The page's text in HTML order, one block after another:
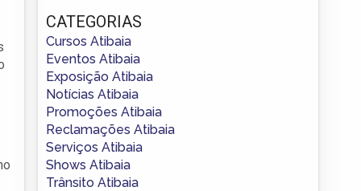
CATEGORIAS
Cursos Atibaia
Eventos Atibaia
Exposição Atibaia
Notícias Atibaia
Promoções Atibaia
Reclamações Atibaia
Serviços Atibaia
Shows Atibaia
Trânsito Atibaia